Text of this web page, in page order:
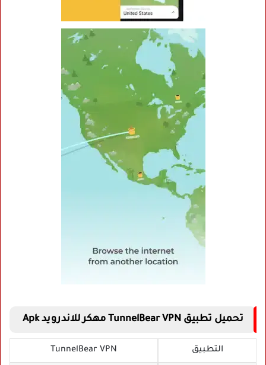
تحميل تطبيق TunnelBear VPN مهكر للاندرويد Apk
التطبيق TunnelBear VPN